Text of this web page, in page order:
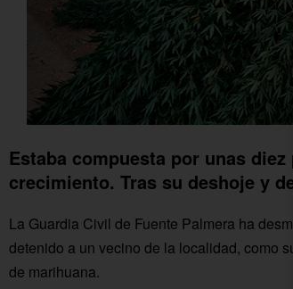
Estaba compuesta por unas
crecimiento. Tras su deshoje y
La Guardia Civil de Fuente Palmera ha
detenido a un vecino de la localidad, como
de marihuana.